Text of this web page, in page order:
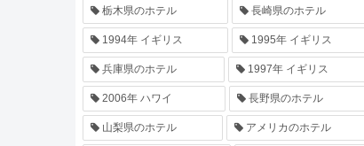
栃木県のホテル 長崎県のホテル
1994年 イギリス 1995年 イギリス
兵庫県のホテル 1997年 イギリス
2006年 ハワイ 長野県のホテル
山梨県のホテル アメリカのホテル